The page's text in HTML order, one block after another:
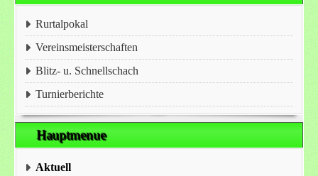
Rurtalpokal
Vereinsmeisterschaften
Blitz- u. Schnellschach
Turnierberichte
Hauptmenue
Aktuell